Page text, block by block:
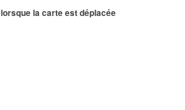
la carte est déplacée